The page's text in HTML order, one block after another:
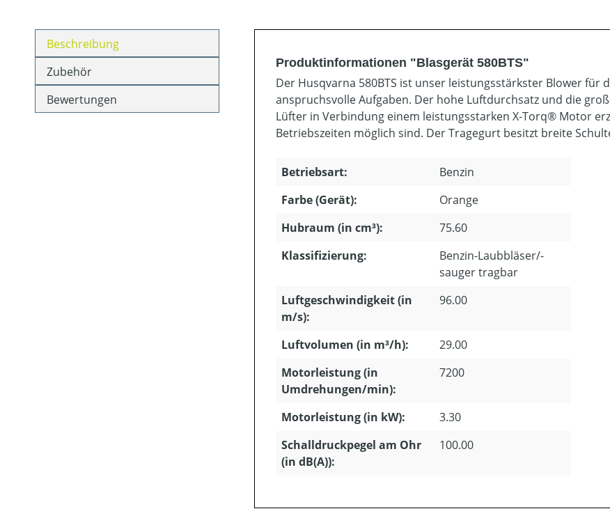
Beschreibung
Zubehör
Bewertungen
Produktinformationen "Blasgerät 580BTS"
Der Husqvarna 580BTS ist unser leistungsstärkster Blower
anspruchsvolle Aufgaben. Der hohe Luftdurchsatz und die
Lüfter in Verbindung einem leistungsstarken X-Torq® Motor
Betriebszeiten möglich sind. Der Tragegurt besitzt breite
Betriebsart:
Benzin
Farbe (Gerät):
Orange
Hubraum (in cm³):
75.60
Klassifizierung:
Benzin-Laubbläser/-
sauger tragbar
Luftgeschwindigkeit (in
m/s):
96.00
Luftvolumen (in m³/h):
29.00
Motorleistung (in
Umdrehungen/min):
7200
Motorleistung (in kW):
3.30
Schalldruckpegel am Ohr
(in dB(A)):
100.00